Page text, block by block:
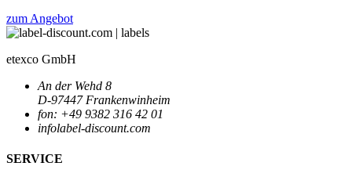
zum Angebot
etexco GmbH
An der Wehd 8
D-97447 Frankenwinheim
fon: +49 9382 316 42 01
infolabel-discount.com
SERVICE